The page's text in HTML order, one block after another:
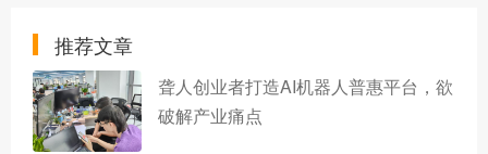
推荐文章
聋人创业者打造AI机器人普惠平台，欲
破解产业痛点